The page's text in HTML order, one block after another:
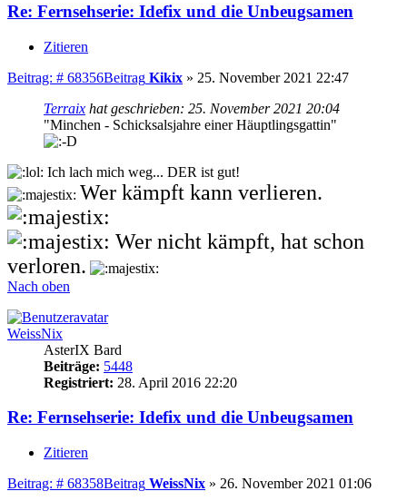
Re: Fernsehserie: Idefix und die Unbeugsamen
Zitieren
Beitrag: # 68356Beitrag Kikix » 25. November 2021 22:47
Terraix hat geschrieben: 25. November 2021 20:04
"Minchen - Schicksalsjahre einer Häuptlingsgattin"
Ich lach mich weg... DER ist gut!
Wer kämpft kann verlieren.
Wer nicht kämpft, hat schon
verloren.
Nach oben
WeissNix
AsterIX Bard
Beiträge: 5448
Registriert: 28. April 2016 22:20
Re: Fernsehserie: Idefix und die Unbeugsamen
Zitieren
Beitrag: # 68358Beitrag WeissNix » 26. November 2021 01:06